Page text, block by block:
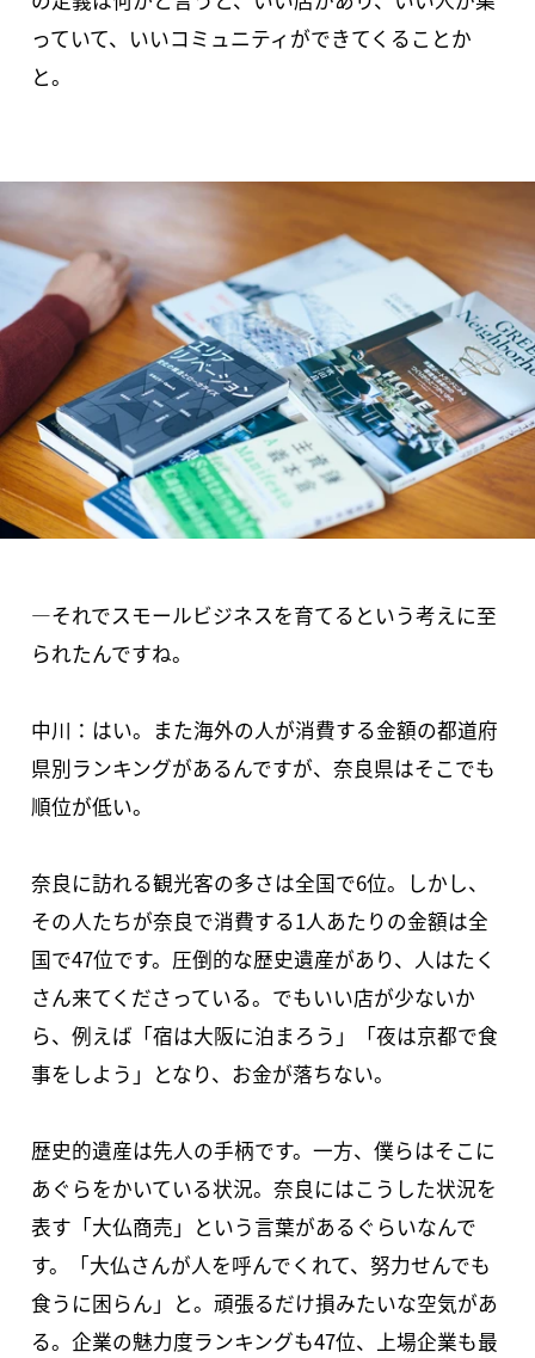
っていて、いいコミュニティができてくることか
と。
―それでスモールビジネスを育てるという考えに至
られたんですね。
中川：はい。また海外の人が消費する金額の都道府
県別ランキングがあるんですが、奈良県はそこでも
順位が低い。
奈良に訪れる観光客の多さは全国で6位。しかし、
その人たちが奈良で消費する1人あたりの金額は全
国で47位です。圧倒的な歴史遺産があり、人はたく
さん来てくださっている。でもいい店が少ないか
ら、例えば「宿は大阪に泊まろう」「夜は京都で食
事をしよう」となり、お金が落ちない。
歴史的遺産は先人の手柄です。一方、僕らはそこに
あぐらをかいている状況。奈良にはこうした状況を
表す「大仏商売」という言葉があるぐらいなんで
す。「大仏さんが人を呼んでくれて、努力せんでも
食うに困らん」と。頑張るだけ損みたいな空気があ
る。企業の魅力度ランキングも47位、上場企業も最